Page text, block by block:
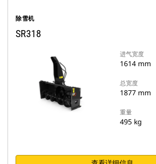
除雪机
SR318
进气宽度
1614 mm
总宽度
1877 mm
重量
495 kg